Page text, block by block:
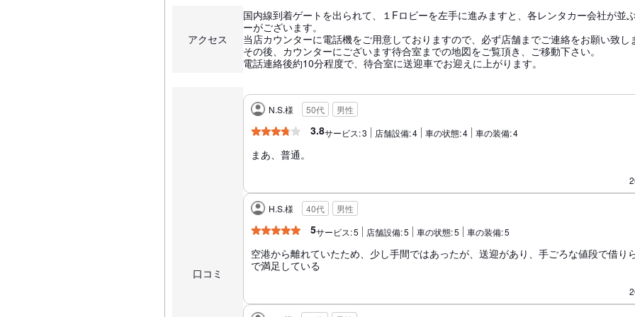
アクセス
国内線到着ゲートを出られて、１Fロビーを左手に進みますと、各レンタカー会社が並
ーがございます。
当店カウンターに電話機をご用意しておりますので、必ず店舗までご連絡をお願い致し
その後、カウンターにございます待合室までの地図をご覧頂き、ご移動下さい。
電話連絡後約10分程度で、待合室に送迎車でお迎えに上がります。
口コミ
N.S.様 50代 男性
3.8サービス:3 店舗設備:4 車の状態:4 車の装備:4
まあ、普通。
H.S.様 40代 男性
5サービス:5 店舗設備:5 車の状態:5 車の装備:5
空港から離れていたため、少し手間ではあったが、送迎があり、手ごろな値段で借り
で満足している